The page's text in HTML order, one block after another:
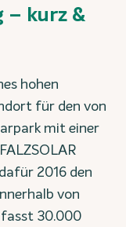
– kurz &
hohen
für den von
mit einer
2016 den
von
30.000